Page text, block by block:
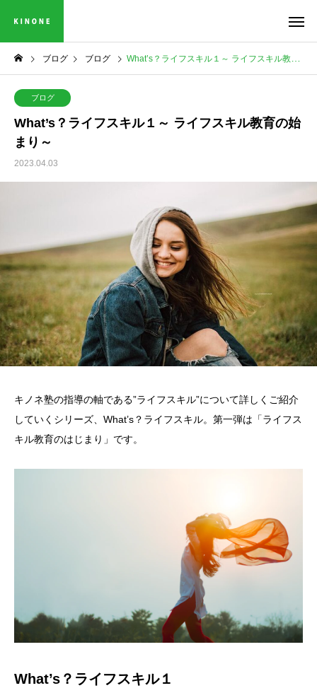
ブログ ブログ What’s？ライフスキル１～ ライフスキル教育の始まり～
ブログ
What’s？ライフスキル１～ ライフスキル教育の始
まり～
2023.04.03
キノネ塾の指導の軸である”ライフスキル”について詳しくご紹介
していくシリーズ、What’s？ライフスキル。第一弾は「ライフス
キル教育のはじまり」です。
What’s？ライフスキル１